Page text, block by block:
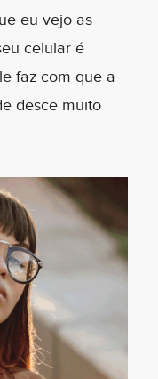
eu vejo as
celular é
faz com que a
desce muito